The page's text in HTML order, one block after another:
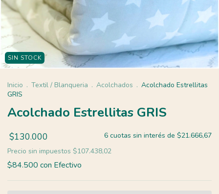
SIN STOCK
Inicio . Textil / Blanqueria . Acolchados . Acolchado Estrellitas
GRIS
Acolchado Estrellitas GRIS
$130.000 6 cuotas sin interés de $21.666,67
Precio sin impuestos $107.438,02
$84.500 con Efectivo